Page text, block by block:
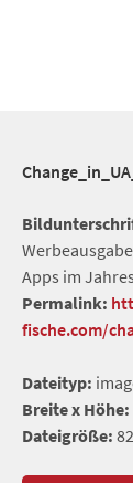
Apps im
Permalink:
fische.com/
Dateityp:
Breite x Höhe:
Dateigröße: